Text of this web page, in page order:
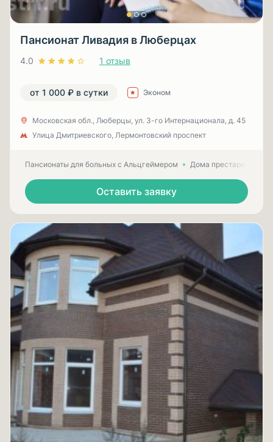
Пансионат Ливадия в Люберцах
4.0 1 отзыв
от 1 000 ₽ в сутки Эконом
Московская обл., Люберцы, ул. 3-гo Интернационала, д. 45
Улица Дмитриевского, Лермонтовский проспект
Пансионаты для больных с Альцгеймером Дома престарелых
Оставить заявку